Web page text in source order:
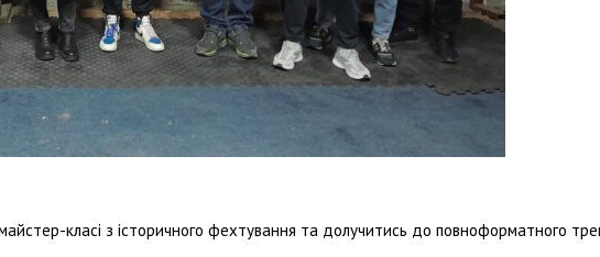
класі з історичного фехтування та долучитись до повноформатного